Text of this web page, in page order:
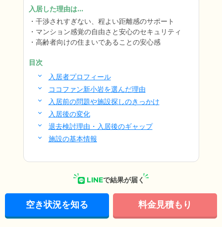
入居した理由は...
干渉されすぎない、程よい距離感のサポート
マンション感覚の自由さと安心のセキュリティ
高齢者向けの住まいであることの安心感
目次
入居者プロフィール
ココファン新小岩を選んだ理由
入居前の問題や施設探しのきっかけ
入居後の変化
退去検討理由・入居後のギャップ
施設の基本情報
LINEで結果が届く
空き状況を知る 料金見積もり